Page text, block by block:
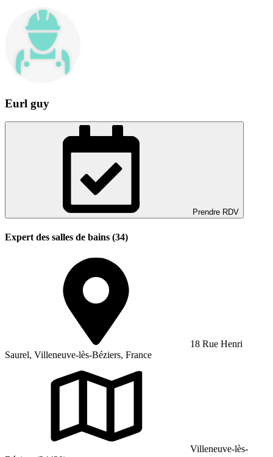
Eurl guy
Prendre RDV
Expert des salles de bains (34)
18 Rue Henri
Saurel, Villeneuve-lès-Béziers, France
Villeneuve-lès-